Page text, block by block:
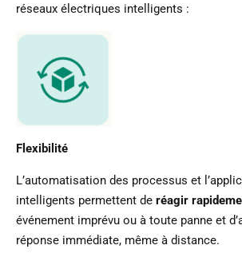
réseaux électriques intelligents :
Flexibilité
L’automatisation des processus et
intelligents permettent de réagir
événement imprévu ou à toute panne et
réponse immédiate, même à distance.